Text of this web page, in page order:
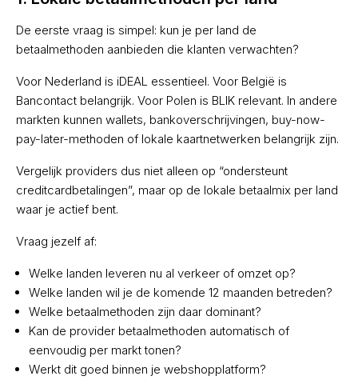
De eerste vraag is simpel: kun je per land de
betaalmethoden aanbieden die klanten verwachten?
Voor Nederland is iDEAL essentieel. Voor België is
Bancontact belangrijk. Voor Polen is BLIK relevant. In andere
markten kunnen wallets, bankoverschrijvingen, buy-now-
pay-later-methoden of lokale kaartnetwerken belangrijk zijn.
Vergelijk providers dus niet alleen op “ondersteunt
creditcardbetalingen”, maar op de lokale betaalmix per land
waar je actief bent.
Vraag jezelf af:
Welke landen leveren nu al verkeer of omzet op?
Welke landen wil je de komende 12 maanden betreden?
Welke betaalmethoden zijn daar dominant?
Kan de provider betaalmethoden automatisch of
eenvoudig per markt tonen?
Werkt dit goed binnen je webshopplatform?